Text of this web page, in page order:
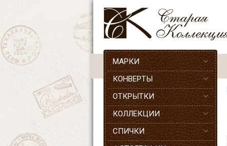
МАРКИ
КОНВЕРТЫ
ОТКРЫТКИ
КОЛЛЕКЦИИ
СПИЧКИ